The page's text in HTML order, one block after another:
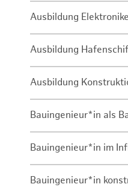
Ausbildung
Ausbildung
Ausbildung
Bauingenieur*in als
Bauingenieur*in im
Bauingenieur*in